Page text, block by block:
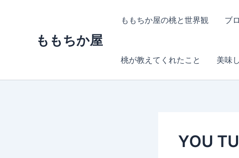
ももちか屋
ももちか屋の桃と世界観 ブ
桃が教えてくれたこと 美味
YOU